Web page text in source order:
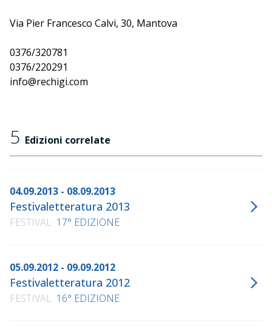
Via Pier Francesco Calvi, 30, Mantova
0376/320781
0376/220291
info@rechigi.com
5 Edizioni correlate
04.09.2013 - 08.09.2013
Festivaletteratura 2013
FESTIVAL 17° EDIZIONE
05.09.2012 - 09.09.2012
Festivaletteratura 2012
FESTIVAL 16° EDIZIONE